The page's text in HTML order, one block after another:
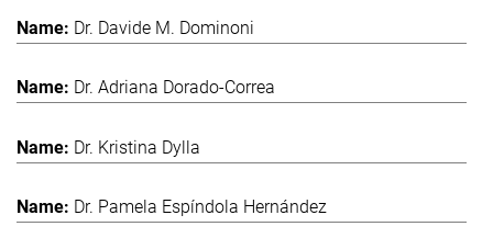
Dr. Davide M. Dominoni
Dr. Adriana Dorado-Correa
Dr. Kristina Dylla
Dr. Pamela Espíndola Hernández